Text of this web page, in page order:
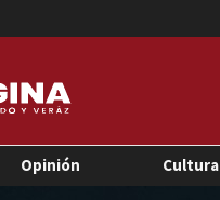
Opinión Cultura